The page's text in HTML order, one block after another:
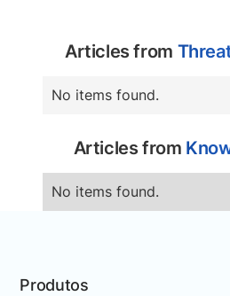
Articles from
No items found.
Articles from
No items found.
Produtos